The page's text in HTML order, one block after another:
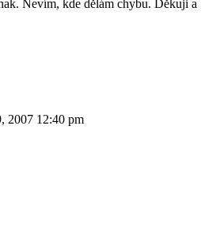
Nevím, kde dělám chybu. Děkuji a
2007 12:40 pm